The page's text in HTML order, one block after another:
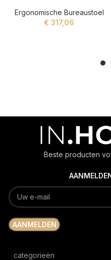
Ergonomische Bureaustoel
€ 317,06
Beste producten
categorieën